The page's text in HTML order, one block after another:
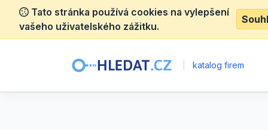
Tato stránka používá cookies na vylepšení
vašeho uživatelského zážitku.
katalog firem